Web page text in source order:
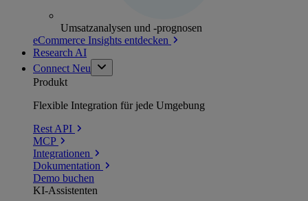
Umsatzanalysen und -prognosen
eCommerce Insights entdecken
Research AI
Connect Neu
Produkt
Flexible Integration für jede Umgebung
Rest API
MCP
Integrationen
Dokumentation
Demo buchen
KI-Assistenten